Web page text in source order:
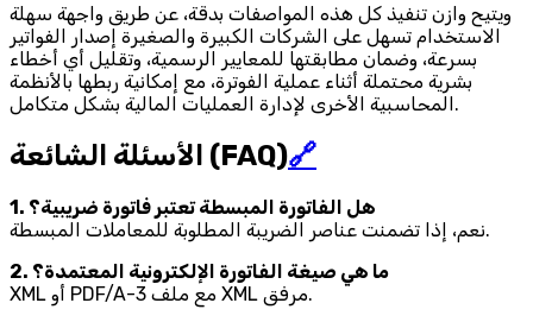
ويتيح وازن تنفيذ كل هذه المواصفات بدقة، عن طريق واجهة سهلة
الاستخدام تسهل على الشركات الكبيرة والصغيرة إصدار الفواتير
بسرعة، وضمان مطابقتها للمعايير الرسمية، وتقليل أي أخطاء
بشرية محتملة أثناء عملية الفوترة، مع إمكانية ربطها بالأنظمة
المحاسبية الأخرى لإدارة العمليات المالية بشكل متكامل.
الأسئلة الشائعة (FAQ)🔗
1. هل الفاتورة المبسطة تعتبر فاتورة ضريبية؟
نعم، إذا تضمنت عناصر الضريبة المطلوبة للمعاملات المبسطة.
2. ما هي صيغة الفاتورة الإلكترونية المعتمدة؟
XML أو PDF/A-3 مع ملف XML مرفق.